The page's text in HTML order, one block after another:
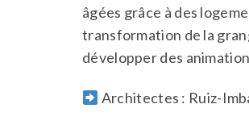
âgées grâce à des
transformation de la
développer des
Architectes : Ruiz-